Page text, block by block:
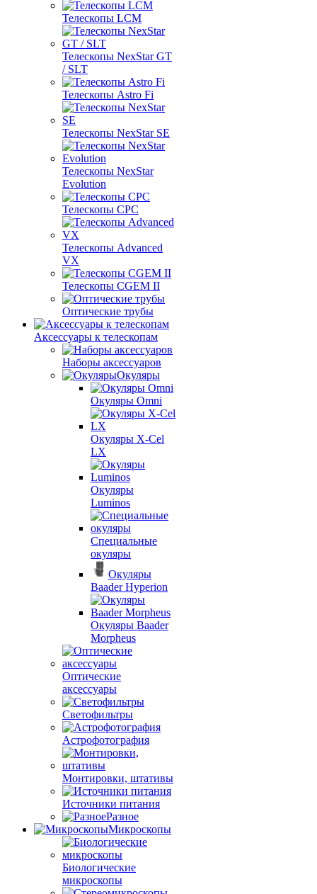
Телескопы LCM
Телескопы NexStar GT
/ SLT
Телескопы Astro Fi
Телескопы NexStar SE
Телескопы NexStar
Evolution
Телескопы CPC
Телескопы Advanced
VX
Телескопы CGEM II
Оптические трубы
Аксессуары к телескопам
Наборы аксессуаров
Окуляры
Окуляры Omni
Окуляры X-Сel
LX
Окуляры
Luminos
Специальные
окуляры
Окуляры
Baader Hyperion
Окуляры Baader
Morpheus
Оптические
аксессуары
Светофильтры
Астрофотография
Монтировки, штативы
Источники питания
Разное
Микроскопы
Биологические
микроскопы